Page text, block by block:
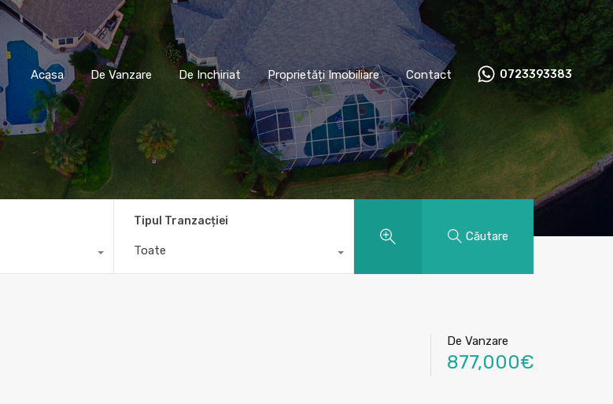
Acasa De Vanzare De Inchiriat Proprietăți Imobiliare Contact 0723393383
Acasa De Vanzare De Inchiriat Proprietăți Imobiliare Contact 0723393383
Tipul Tranzacției
Toate
Căutare
De Vanzare
877,000€